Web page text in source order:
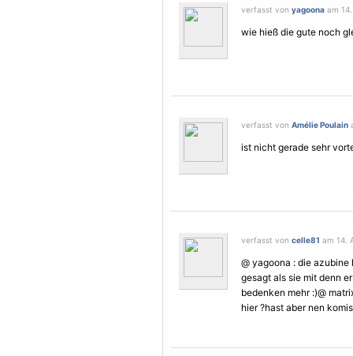
verfasst von yagoona am
wie hieß die gute noch
verfasst von Amélie Poulain
ist nicht gerade sehr
verfasst von celle81 am 14.
@ yagoona : die
gesagt als sie mit denn
bedenken mehr :)@
hier ?hast aber nen